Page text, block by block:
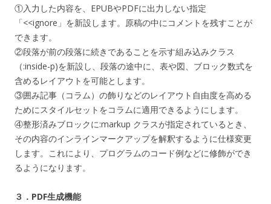
①入力した内容を、EPUBやPDFに出力しない指定
「<<ignore」を新設します。原稿の中にコメントを残すことが
できます。
②段落が前の段落に続きであることを示す組み込みクラス
（:inside-p)を新設し、段落の途中に、表や図、ブロック数式を
含めるレイアウトを可能とします。
③囲み記事（コラム）の飾りなどのレイアウト自由度を高める
ためにスタイルセットをコラムに適用できるようにします。
④整形済みブロックに:markup クラスが指定されているとき、
その内容のインラインマークアップを解釈するように仕様変更
します。これにより、プログラムのコード例などに修飾ができ
るようになります。
３．PDF生成機能